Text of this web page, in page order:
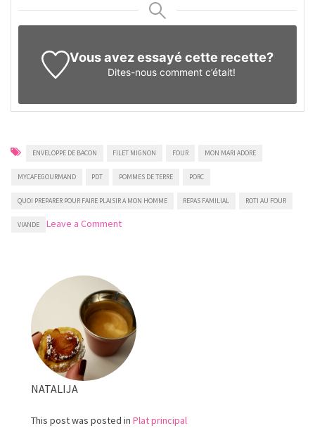
Vous avez essayé cette recette?
Dites-nous comment c’était!
ENVELOPPE DE BACON FILET MIGNON FOUR MON MARI ADORE
MYCAFEGOURMAND PDT POMMES DE TERRE PORC
QUOI PREPARER POUR FAIRE PLAISIR A MON HOMME REPAS FAMILIAL ROTI AU FOUR
VIANDE Leave a Commenton
enveloppé
de
bacon
NATALIJA
This post was posted in Plat principal